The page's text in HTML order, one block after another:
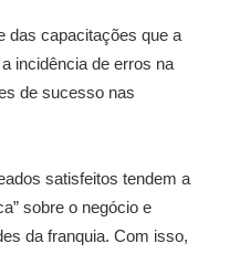
das capacitações que a
incidência de erros na
de sucesso nas
satisfeitos tendem a
sobre o negócio e
da franquia. Com isso,